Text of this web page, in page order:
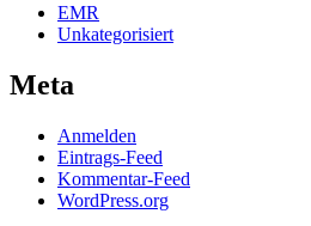
EMR
Unkategorisiert
Meta
Anmelden
Eintrags-Feed
Kommentar-Feed
WordPress.org